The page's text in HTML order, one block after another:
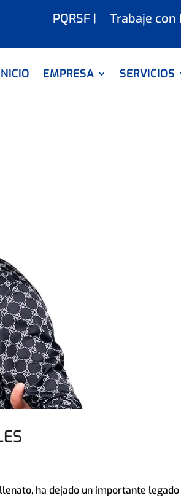
PQRSF | Trabaje con
EMPRESA SERVICIOS
ha dejado un importante legado